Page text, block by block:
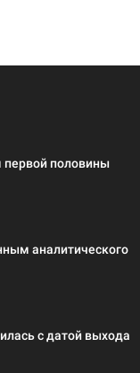
первой половины
аналитического
с датой выхода